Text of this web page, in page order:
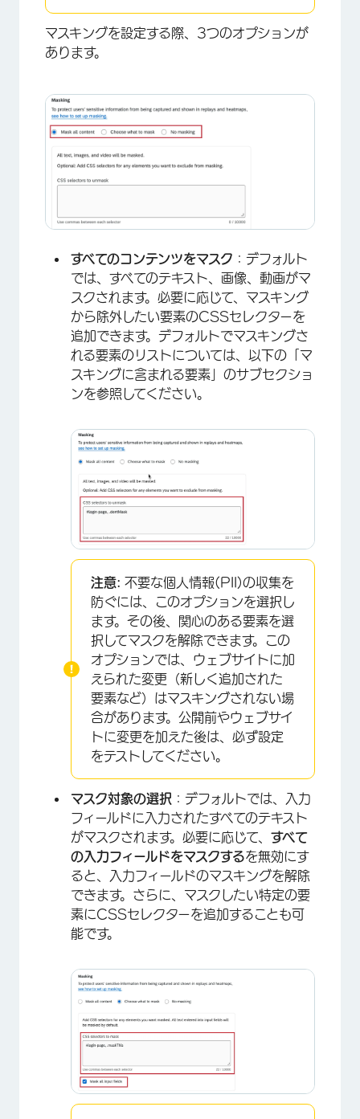
マスキングを設定する際、3つのオプションが
あります。
×
すべてのコンテンツをマスク ：デフォルト
では、すべてのテキスト、画像、動画がマ
スクされます。必要に応じて、マスキング
から除外したい要素のCSSセレクターを
追加できます。デフォルトでマスキングさ
れる要素のリストについては、以下の「マ
スキングに含まれる要素」のサブセクショ
ンを参照してください。
注意: 不要な個人情報(PII)の収集を
防ぐには、このオプションを選択し
ます。その後、関心のある要素を選
択してマスクを解除できます。この
オプションでは、ウェブサイトに加
えられた変更（新しく追加された
要素など）はマスキングされない場
合があります。公開前やウェブサイ
トに変更を加えた後は、必ず設定
をテストしてください。
マスク対象の選択 ：デフォルトでは、入力
フィールドに入力されたすべてのテキスト
がマスクされます。必要に応じて、 すべて
の入力フィールドをマスクするを無効にす
ると、入力フィールドのマスキングを解除
できます。さらに、マスクしたい特定の要
素にCSSセレクターを追加することも可
能です。